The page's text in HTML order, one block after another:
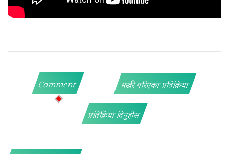
Comment भर्खरै गरिएका प्रतिक्रिया
प्रतिक्रिया दिनुहोस